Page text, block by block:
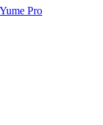
Pro